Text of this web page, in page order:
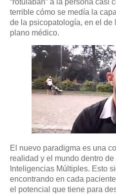
“rotulaban” a la persona casi
terrible cómo se medía la
de la psicopatología, en el de
plano médico.
El nuevo paradigma es una
realidad y el mundo dentro
Inteligencias Múltiples. Esto
encontrando en cada
el potencial que tiene para